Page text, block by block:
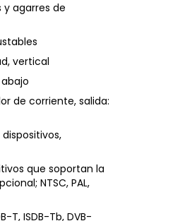
y agarres de
vertical
de corriente, salida:
que soportan la
NTSC, PAL,
T, ISDB-Tb, DVB-